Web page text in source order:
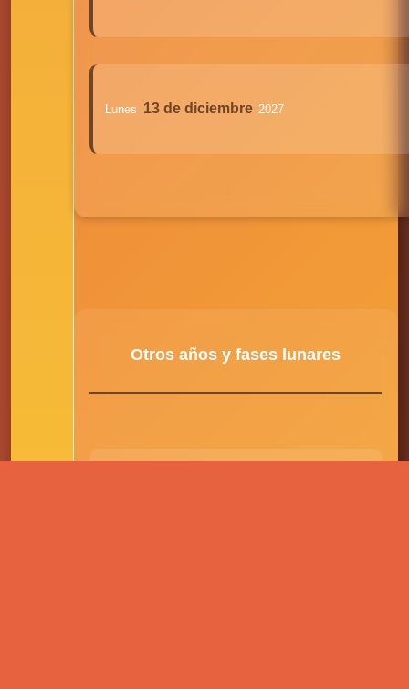
Lunes 13 de diciembre 2027
Otros años y fases lunares